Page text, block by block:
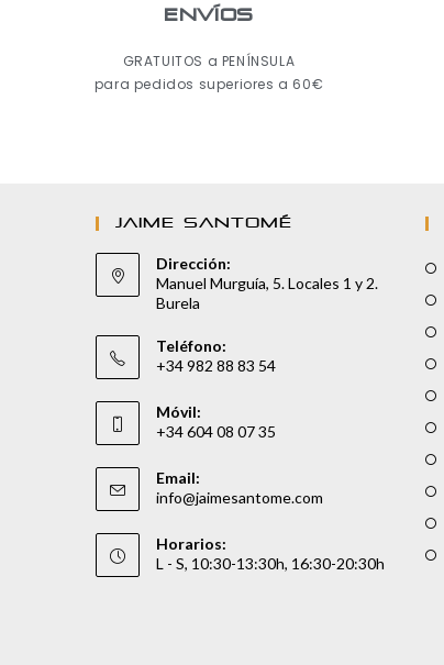
ENVÍOS
GRATUITOS a PENÍNSULA
para pedidos superiores a 60€
JAIME SANTOMÉ
Dirección:
Manuel Murguía, 5. Locales 1 y 2.
Burela
Teléfono:
+34 982 88 83 54
Móvil:
+34 604 08 07 35
Email:
info@jaimesantome.com
Horarios:
L - S, 10:30-13:30h, 16:30-20:30h